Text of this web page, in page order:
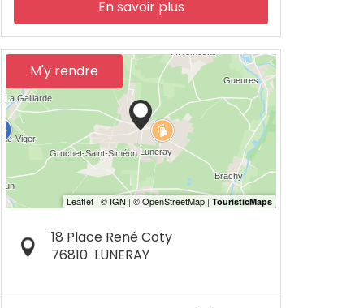
En savoir plus
M'y rendre
18 Place René Coty
76810 LUNERAY